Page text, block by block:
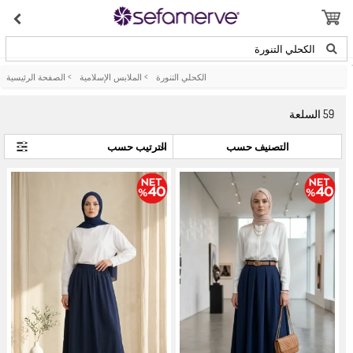
الكحلي التنورة
الصفحة الرئيسية > الملابس الإسلامية > الكحلي التنورة
59السلعة
التصنيف حسب